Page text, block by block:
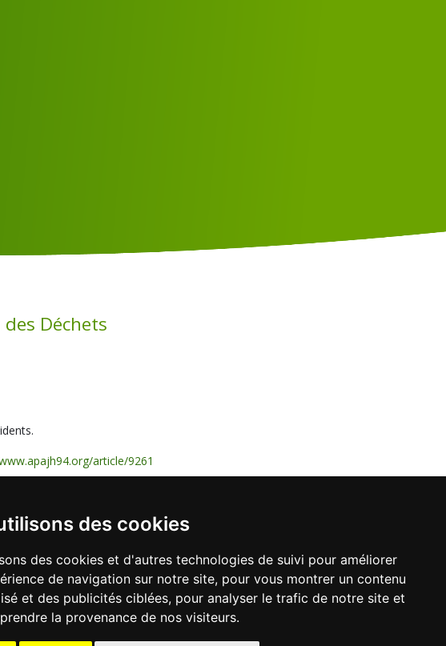
des cookies
des cookies et d'autres technologies de suivi pour améliorer
de navigation sur notre site, pour vous montrer un contenu
et des publicités ciblées, pour analyser le trafic de notre site et
la provenance de nos visiteurs.
Déchets
article/9261
- 94000 CRÉTEIL
Fax. 01 45 13 14 59 Mail. apajh94@apajh94.fr